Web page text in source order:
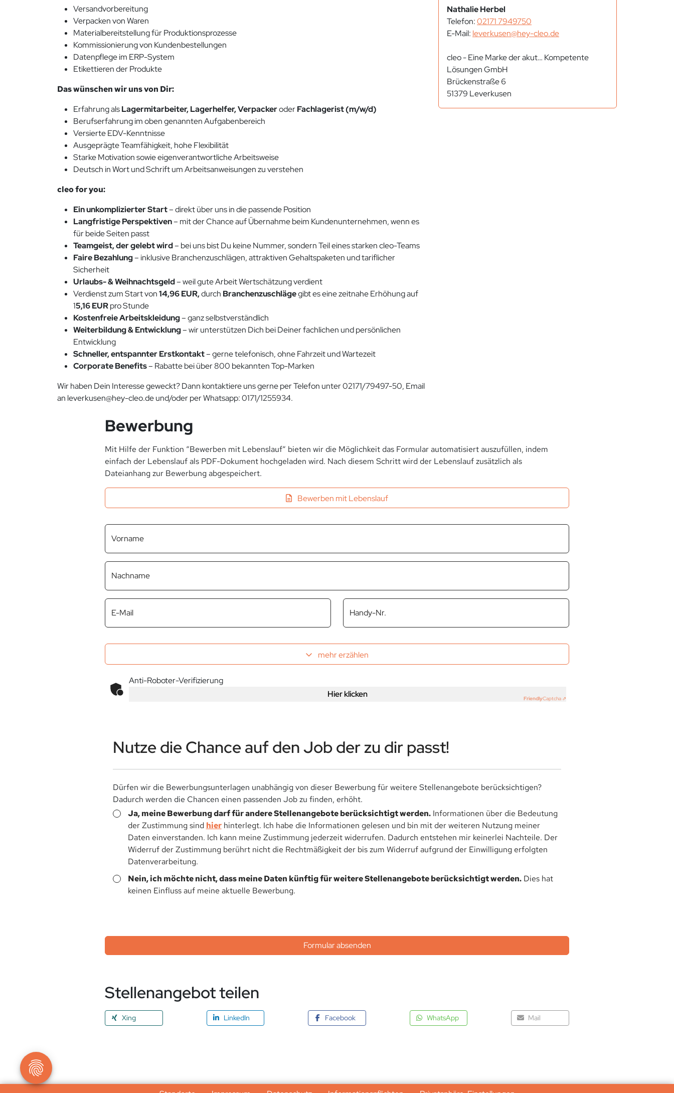
Versandvorbereitung
Verpacken von Waren
Materialbereitstellung für Produktionsprozesse
Kommissionierung von Kundenbestellungen
Datenpflege im ERP-System
Etikettieren der Produkte
Das wünschen wir uns von Dir:
Erfahrung alsLagermitarbeiter, Lagerhelfer, VerpackeroderFachlagerist (m/w/d)
Berufserfahrung im oben genannten Aufgabenbereich
Versierte EDV-Kenntnisse
Ausgeprägte Teamfähigkeit, hohe Flexibilität
Starke Motivation sowie eigenverantwortliche Arbeitsweise
Deutsch in Wort und Schrift um Arbeitsanweisungen zu verstehen
cleo for you:
Ein unkomplizierter Start– direkt über uns in die passende Position
Langfristige Perspektiven– mit der Chance auf Übernahme beim Kundenunternehmen, wenn es
für beide Seiten passt
Teamgeist, der gelebt wird– bei uns bist Du keine Nummer, sondern Teil eines starken cleo-Teams
Faire Bezahlung– inklusive Branchenzuschlägen, attraktiven Gehaltspaketen und tariflicher
Sicherheit
Urlaubs- & Weihnachtsgeld– weil gute Arbeit Wertschätzung verdient
Verdienst zum Start von14,96 EUR,durch Branchenzuschlägegibt es eine zeitnahe Erhöhung auf
15,16 EURpro Stunde
Kostenfreie Arbeitskleidung– ganz selbstverständlich
Weiterbildung & Entwicklung– wir unterstützen Dich bei Deiner fachlichen und persönlichen
Entwicklung
Schneller, entspannter Erstkontakt– gerne telefonisch, ohne Fahrzeit und Wartezeit
Corporate Benefits– Rabatte bei über 800 bekannten Top-Marken
Wir haben Dein Interesse geweckt? Dann kontaktiere uns gerne per Telefon unter 02171/79497-50, Email
an leverkusen@hey-cleo.de und/oder per Whatsapp: 0171/1255934.
Nathalie Herbel
Telefon:02171 7949750
E-Mail: leverkusen@hey-cleo.de
cleo - Eine Marke der akut… Kompetente
Lösungen GmbH
Brückenstraße 6
51379 Leverkusen
Bewerbung
Mit Hilfe der Funktion “Bewerben mit Lebenslauf“ bieten wir die Möglichkeit das Formular automatisiert auszufüllen, indem
einfach der Lebenslauf als PDF-Dokument hochgeladen wird. Nach diesem Schritt wird der Lebenslauf zusätzlich als
Dateianhang zur Bewerbung abgespeichert.
Bewerben mit Lebenslauf
Vorname
Nachname
E-Mail Handy-Nr.
mehr erzählen
Anti-Roboter-Verifizierung
Hier klicken
FriendlyCaptcha ⇗
Nutze die Chance auf den Job der zu dir passt!
Dürfen wir die Bewerbungsunterlagen unabhängig von dieser Bewerbung für weitere Stellenangebote berücksichtigen?
Dadurch werden die Chancen einen passenden Job zu finden, erhöht.
Ja, meine Bewerbung darf für andere Stellenangebote berücksichtigt werden.Informationen über die Bedeutung
der Zustimmung sind hierhinterlegt. Ich habe die Informationen gelesen und bin mit der weiteren Nutzung meiner
Daten einverstanden. Ich kann meine Zustimmung jederzeit widerrufen. Dadurch entstehen mir keinerlei Nachteile. Der
Widerruf der Zustimmung berührt nicht die Rechtmäßigkeit der bis zum Widerruf aufgrund der Einwilligung erfolgten
Datenverarbeitung.
Nein, ich möchte nicht, dass meine Daten künftig für weitere Stellenangebote berücksichtigt werden.Dies hat
keinen Einfluss auf meine aktuelle Bewerbung.
Formular absenden
Stellenangebot teilen
Xing LinkedIn Facebook WhatsApp Mail